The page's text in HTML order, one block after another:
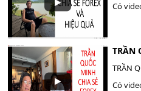
Có
TRẦN
TRẦN
Có